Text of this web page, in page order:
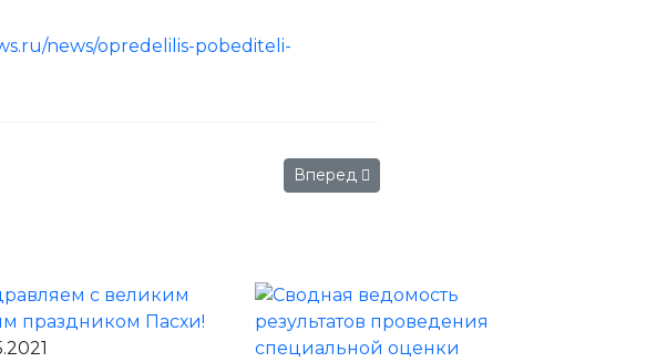
news/opredelilis-pobediteli-
в молочной отрасли» имени Николая ВерещагинаСледующий: II Всероссийский молочный
Вперед